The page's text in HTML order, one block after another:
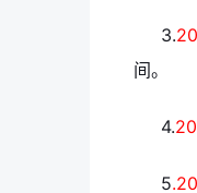
3.
间。
4.
5